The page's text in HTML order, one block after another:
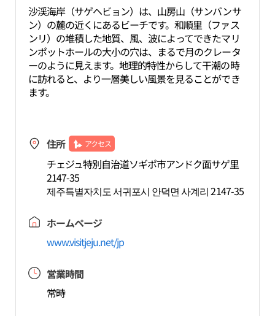
沙渓海岸（サゲヘビョン）は、山房山（サンバンサ
ン）の麓の近くにあるビーチです。和順里（ファス
ンリ）の堆積した地質、風、波によってできたマリ
ンポットホールの大小の穴は、まるで月のクレータ
ーのように見えます。地理的特性からして干潮の時
に訪れると、より一層美しい風景を見ることができ
ます。
住所 アクセス
チェジュ特別自治道ソギポ市アンドク面サゲ里
2147-35
제주특별자치도 서귀포시 안덕면 사계리 2147-35
ホームページ
www.visitjeju.net/jp
営業時間
常時